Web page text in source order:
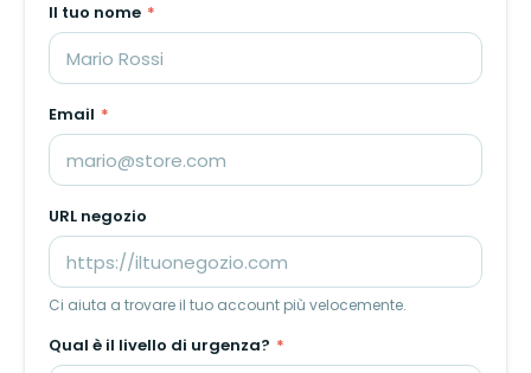
Il tuo nome *
Email *
URL negozio
Ci aiuta a trovare il tuo account più velocemente.
Qual è il livello di urgenza? *